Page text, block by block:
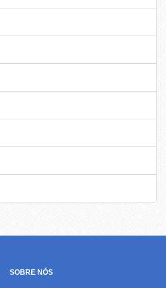
SOBRE NÓS